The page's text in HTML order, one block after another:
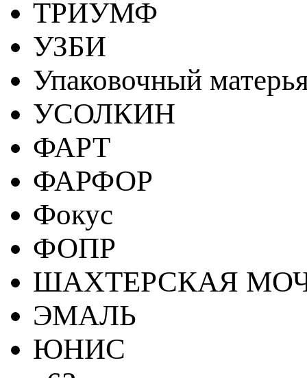
ТРИУМФ
УЗБИ
Упаковочный
УСОЛКИН
ФАРТ
ФАРФОР
Фокус
ФОПР
ШАХТЕРСКАЯ
ЭМАЛЬ
ЮНИС